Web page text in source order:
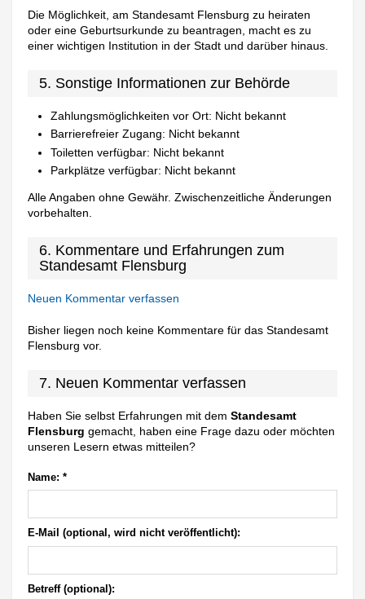
Die Möglichkeit, am Standesamt Flensburg zu heiraten
oder eine Geburtsurkunde zu beantragen, macht es zu
einer wichtigen Institution in der Stadt und darüber hinaus.
5. Sonstige Informationen zur Behörde
Zahlungsmöglichkeiten vor Ort: Nicht bekannt
Barrierefreier Zugang: Nicht bekannt
Toiletten verfügbar: Nicht bekannt
Parkplätze verfügbar: Nicht bekannt
Alle Angaben ohne Gewähr. Zwischenzeitliche Änderungen
vorbehalten.
6. Kommentare und Erfahrungen zum
Standesamt Flensburg
Neuen Kommentar verfassen
Bisher liegen noch keine Kommentare für das Standesamt
Flensburg vor.
7. Neuen Kommentar verfassen
Haben Sie selbst Erfahrungen mit demStandesamt
Flensburg gemacht, haben eine Frage dazu oder möchten
unseren Lesern etwas mitteilen?
Name: *
E-Mail (optional, wird nicht veröffentlicht):
Betreff (optional):